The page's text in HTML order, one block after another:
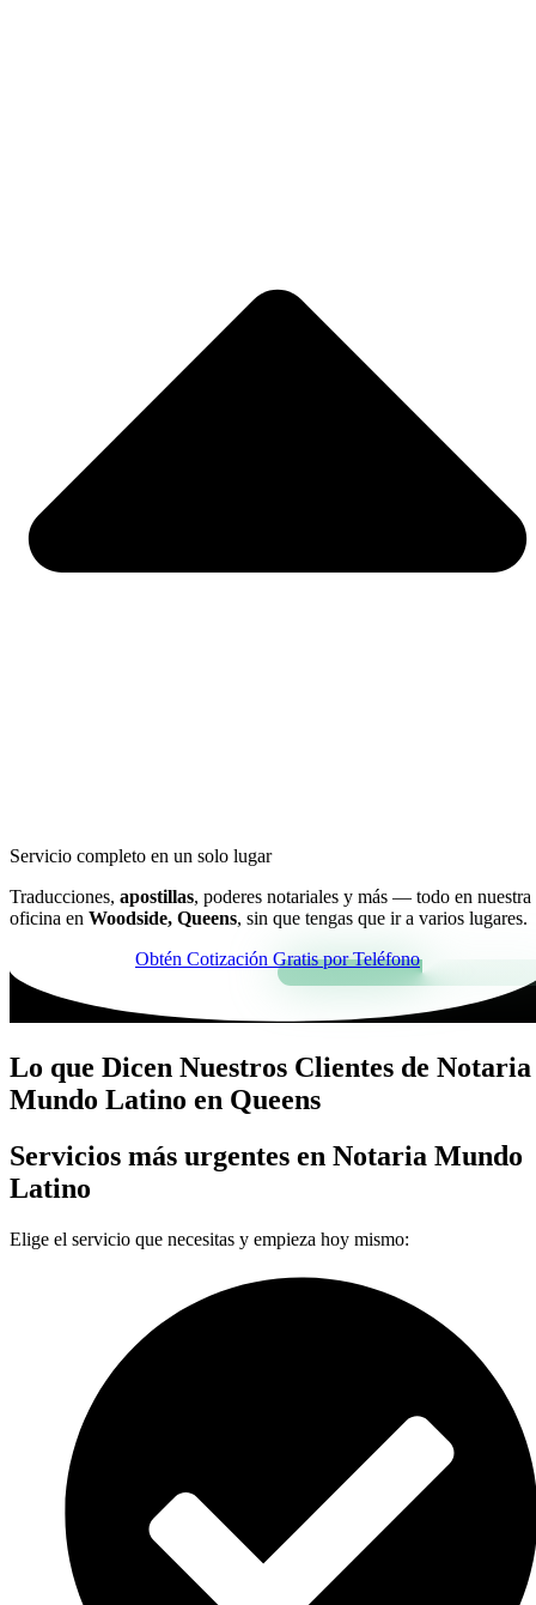
Servicio completo en un solo lugar
Traducciones, apostillas, poderes notariales y más — todo en nuestra
oficina en Woodside, Queens, sin que tengas que ir a varios lugares.
Obtén Cotización Gratis por Teléfono
Lo que Dicen Nuestros Clientes de Notaria
Mundo Latino en Queens
Servicios más urgentes en Notaria Mundo
Latino
Elige el servicio que necesitas y empieza hoy mismo: